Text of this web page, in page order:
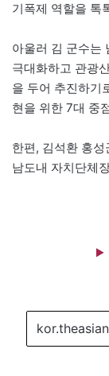
기폭제 역할을 톡
아울러 김 군수는
극대화하고 관광
을 두어 추진하기
현을 위한 7대 중
한편, 김석환 홍
남도내 자치단체